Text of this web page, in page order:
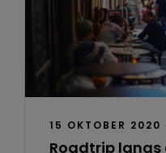
15 OKTOBER 2020
Roadtrip langs